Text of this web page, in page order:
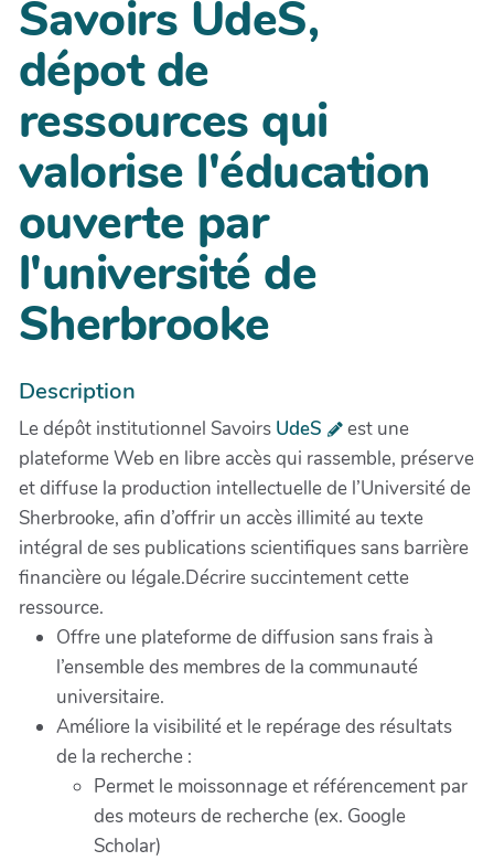
Savoirs UdeS,
dépot de
ressources qui
valorise l'éducation
ouverte par
l'université de
Sherbrooke
Description
Le dépôt institutionnel Savoirs UdeS
est une
plateforme Web en libre accès qui rassemble, préserve
et diffuse la production intellectuelle de l’Université de
Sherbrooke, afin d’offrir un accès illimité au texte
intégral de ses publications scientifiques sans barrière
financière ou légale.Décrire succintement cette
ressource.
Offre une plateforme de diffusion sans frais à
l’ensemble des membres de la communauté
universitaire.
Améliore la visibilité et le repérage des résultats
de la recherche :
Permet le moissonnage et référencement par
des moteurs de recherche (ex. Google
Scholar)